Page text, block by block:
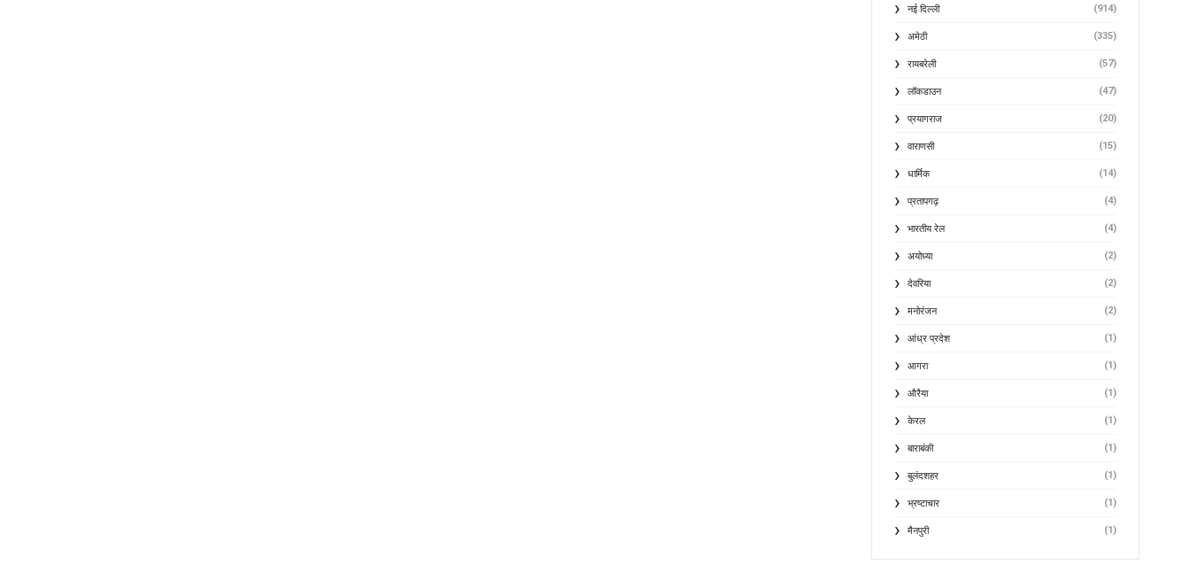
नई दिल्ली (914)
अमेठी (335)
रायबरेली (57)
लॉकडाउन (47)
प्रयागराज (20)
वाराणसी (15)
धार्मिक (14)
प्रतापगढ़ (4)
भारतीय रेल (4)
अयोध्या (2)
देवरिया (2)
मनोरंजन (2)
आंध्र प्रदेश (1)
आगरा (1)
औरैया (1)
केरल (1)
बाराबंकी (1)
बुलंदशहर (1)
भ्रष्टाचार (1)
मैनपुरी (1)